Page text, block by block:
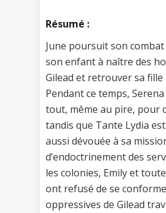
Résumé :
June poursuit son
son enfant à naître des
Gilead et retrouver sa fille
Pendant ce temps,
tout, même au pire, pour
tandis que Tante Lydia
aussi dévouée à sa
d’endoctrinement des
les colonies, Emily et
ont refusé de se
oppressives de Gilead